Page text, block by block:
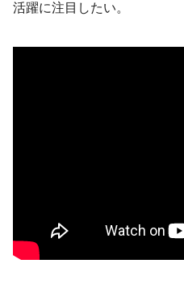
活躍に注目したい。